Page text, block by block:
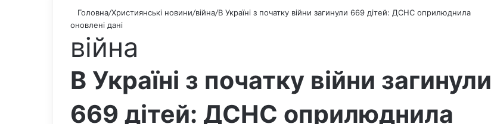
Головна/Християнські новини/війна/В Україні з початку війни загинули 669 дітей: ДСНС оприлюднила
оновлені дані
війна
В Україні з початку війни загинули
669 дітей: ДСНС оприлюднила